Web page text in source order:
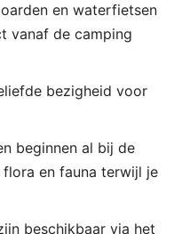
en waterfietsen
vanaf de camping
bezigheid voor
beginnen al bij de
en fauna terwijl je
beschikbaar via het